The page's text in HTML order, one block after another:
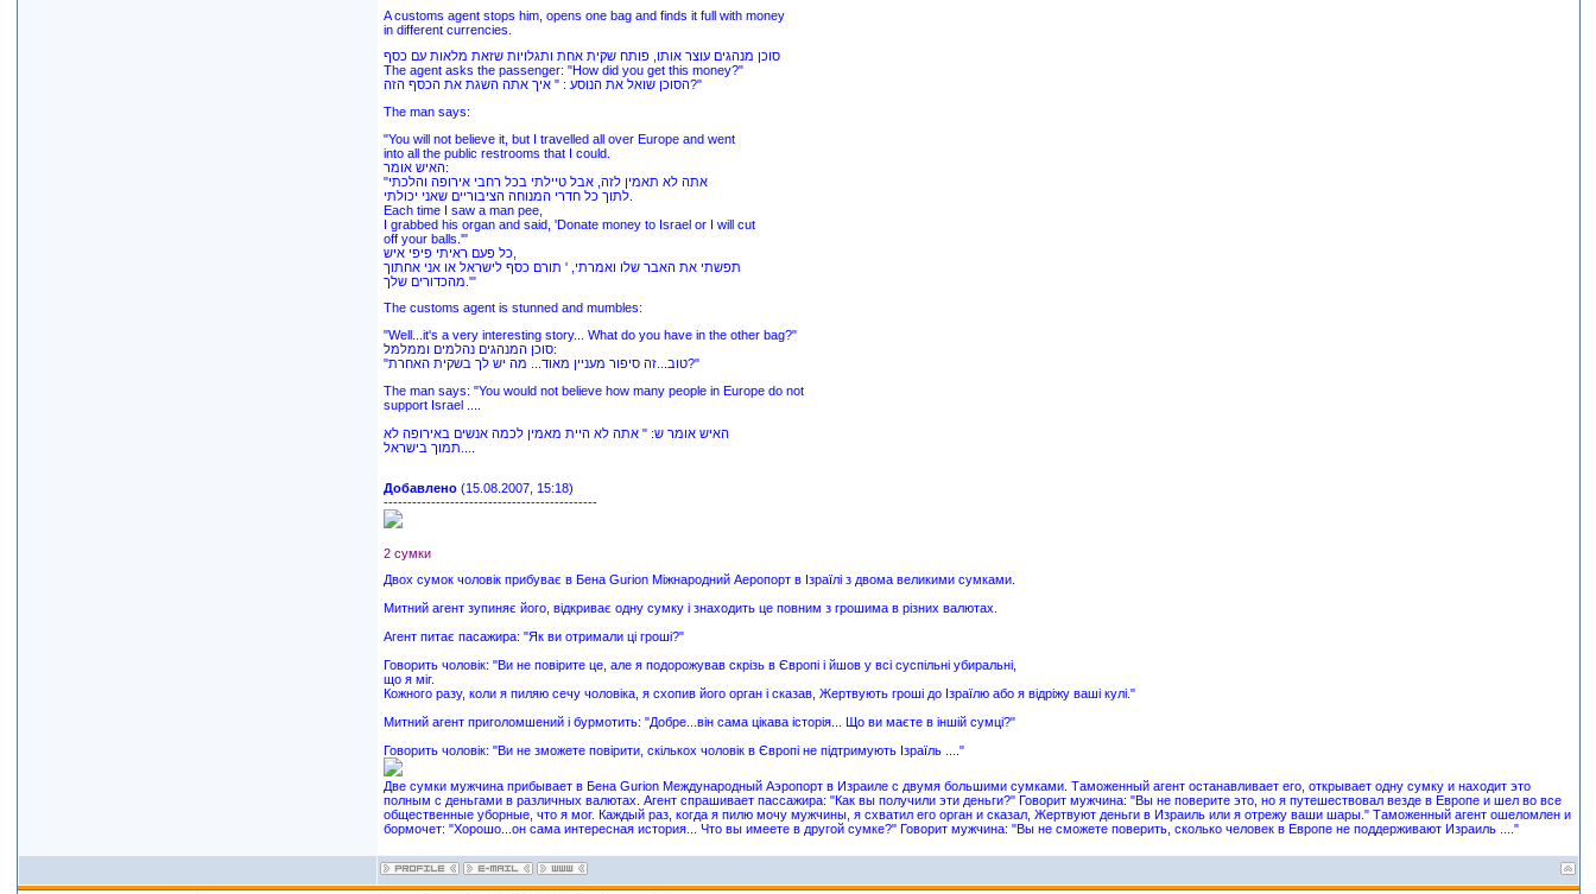
A customs agent stops him, opens one bag and finds it full with money
in different currencies.
סוכן מנהגים עוצר אותו, פותח שקית אחת ותגלויות שזאת מלאות עם כסף
The agent asks the passenger: "How did you get this money?"
הסוכן שואל את הנוסע : " איך אתה השגת את הכסף הזה?"
The man says:
"You will not believe it, but I travelled all over Europe and went
into all the public restrooms that I could.
האיש אומר:
"אתה לא תאמין לזה, אבל טיילתי בכל רחבי אירופה והלכתי
לתוך כל חדרי המנוחה הציבוריים שאני יכולתי.
Each time I saw a man pee,
I grabbed his organ and said, 'Donate money to Israel or I will cut
off your balls.'"
כל פעם ראיתי פיפי איש,
תפשתי את האבר שלו ואמרתי, ' תורם כסף לישראל או אני אחתוך
מהכדורים שלך.'"
The customs agent is stunned and mumbles:
"Well...it's a very interesting story... What do you have in the other bag?"
סוכן המנהגים נהלמים וממלמל:
"טוב...זה סיפור מעניין מאוד... מה יש לך בשקית האחרת?"
The man says: "You would not believe how many people in Europe do not
support Israel ....
האיש אומר ש: " אתה לא היית מאמין לכמה אנשים באירופה לא
Добавлено(15.08.2007, 15:18)
---------------------------------------------
2 сумки
Двох сумок чоловік прибуває в Бена Gurion Міжнародний Аеропорт в Ізраїлі з двома великими сумками.
Митний агент зупиняє його, відкриває одну сумку і знаходить це повним з грошима в різних валютах.
Агент питає пасажира: "Як ви отримали ці гроші?"
Говорить чоловік: "Ви не повірите це, але я подорожував скрізь в Європі і йшов у всі суспільні убиральні,
що я міг.
Кожного разу, коли я пиляю сечу чоловіка, я схопив його орган і сказав, Жертвують гроші до Ізраїлю або я відріжу ваші кулі."
Митний агент приголомшений і бурмотить: "Добре...він сама цікава історія... Що ви маєте в іншій сумці?"
Говорить чоловік: "Ви не зможете повірити, скількох чоловік в Європі не підтримують Ізраїль ...."
Две сумки мужчина прибывает в Бена Gurion Международный Аэропорт в Израиле с двумя большими сумками. Таможенный агент останавливает его, открывает одну сумку и находит это
полным с деньгами в различных валютах. Агент спрашивает пассажира: "Как вы получили эти деньги?" Говорит мужчина: "Вы не поверите это, но я путешествовал везде в Европе и шел во все
общественные уборные, что я мог. Каждый раз, когда я пилю мочу мужчины, я схватил его орган и сказал, Жертвуют деньги в Израиль или я отрежу ваши шары." Таможенный агент ошеломлен и
бормочет: "Хорошо...он сама интересная история... Что вы имеете в другой сумке?" Говорит мужчина: "Вы не сможете поверить, сколько человек в Европе не поддерживают Израиль ...."